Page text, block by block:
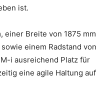
ist.
einer Breite von 1875 mm
einem Radstand von
i ausreichend Platz für
eine agile Haltung auf